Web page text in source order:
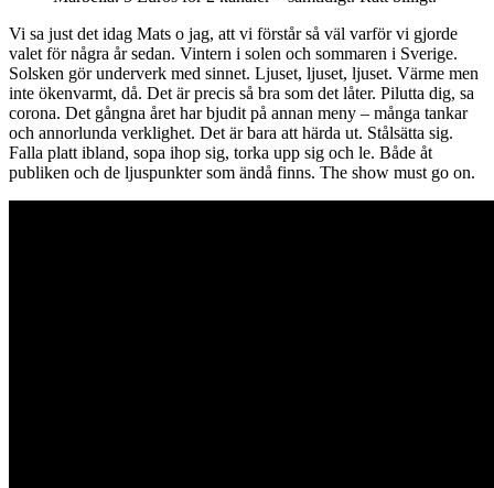
Vi sa just det idag Mats o jag, att vi förstår så väl varför vi gjorde
valet för några år sedan. Vintern i solen och sommaren i Sverige.
Solsken gör underverk med sinnet. Ljuset, ljuset, ljuset. Värme men
inte ökenvarmt, då. Det är precis så bra som det låter. Pilutta dig, sa
corona. Det gångna året har bjudit på annan meny – många tankar
och annorlunda verklighet. Det är bara att härda ut. Stålsätta sig.
Falla platt ibland, sopa ihop sig, torka upp sig och le. Både åt
publiken och de ljuspunkter som ändå finns. The show must go on.